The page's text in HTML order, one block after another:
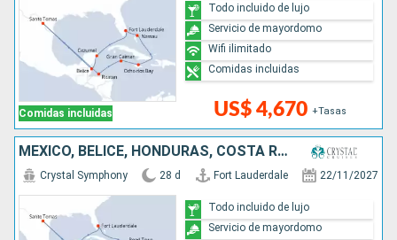
Comidas incluidas US$ 4,670 +Tasas
Todo incluido de lujo
Servicio de mayordomo
Wifi ilimitado
Comidas incluidas
MÉXICO, BELICE, HONDURAS, COSTA RICA, PANAMÁ, COLOMBIA, ARUBA, SANTA LUCIA, PUERTO RICO, DOMINICA, ANTIGUA Y BARBUDA, FRANCIA, ESTADOS UNIDOS
Crystal Symphony 28 d Fort Lauderdale 22/11/2027
Todo incluido de lujo
Servicio de mayordomo